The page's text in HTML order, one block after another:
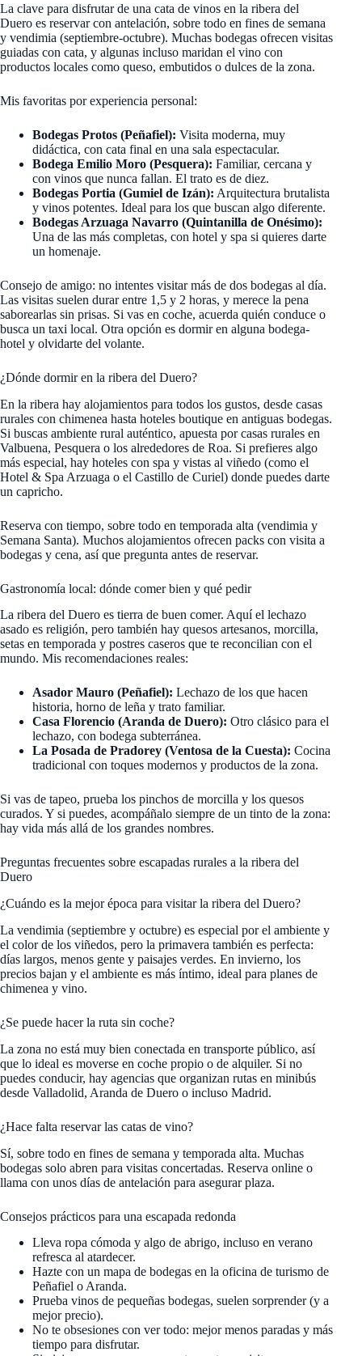
La clave para disfrutar de una cata de vinos en la ribera del
Duero es reservar con antelación, sobre todo en fines de semana
y vendimia (septiembre-octubre). Muchas bodegas ofrecen visitas
guiadas con cata, y algunas incluso maridan el vino con
productos locales como queso, embutidos o dulces de la zona.
Mis favoritas por experiencia personal:
Bodegas Protos (Peñafiel): Visita moderna, muy
didáctica, con cata final en una sala espectacular.
Bodega Emilio Moro (Pesquera): Familiar, cercana y
con vinos que nunca fallan. El trato es de diez.
Bodegas Portia (Gumiel de Izán): Arquitectura brutalista
y vinos potentes. Ideal para los que buscan algo diferente.
Bodegas Arzuaga Navarro (Quintanilla de Onésimo):
Una de las más completas, con hotel y spa si quieres darte
un homenaje.
Consejo de amigo: no intentes visitar más de dos bodegas al día.
Las visitas suelen durar entre 1,5 y 2 horas, y merece la pena
saborearlas sin prisas. Si vas en coche, acuerda quién conduce o
busca un taxi local. Otra opción es dormir en alguna bodega-
hotel y olvidarte del volante.
¿Dónde dormir en la ribera del Duero?
En la ribera hay alojamientos para todos los gustos, desde casas
rurales con chimenea hasta hoteles boutique en antiguas bodegas.
Si buscas ambiente rural auténtico, apuesta por casas rurales en
Valbuena, Pesquera o los alrededores de Roa. Si prefieres algo
más especial, hay hoteles con spa y vistas al viñedo (como el
Hotel & Spa Arzuaga o el Castillo de Curiel) donde puedes darte
un capricho.
Reserva con tiempo, sobre todo en temporada alta (vendimia y
Semana Santa). Muchos alojamientos ofrecen packs con visita a
bodegas y cena, así que pregunta antes de reservar.
Gastronomía local: dónde comer bien y qué pedir
La ribera del Duero es tierra de buen comer. Aquí el lechazo
asado es religión, pero también hay quesos artesanos, morcilla,
setas en temporada y postres caseros que te reconcilian con el
mundo. Mis recomendaciones reales:
Asador Mauro (Peñafiel): Lechazo de los que hacen
historia, horno de leña y trato familiar.
Casa Florencio (Aranda de Duero): Otro clásico para el
lechazo, con bodega subterránea.
La Posada de Pradorey (Ventosa de la Cuesta): Cocina
tradicional con toques modernos y productos de la zona.
Si vas de tapeo, prueba los pinchos de morcilla y los quesos
curados. Y si puedes, acompáñalo siempre de un tinto de la zona:
hay vida más allá de los grandes nombres.
Preguntas frecuentes sobre escapadas rurales a la ribera del
Duero
¿Cuándo es la mejor época para visitar la ribera del Duero?
La vendimia (septiembre y octubre) es especial por el ambiente y
el color de los viñedos, pero la primavera también es perfecta:
días largos, menos gente y paisajes verdes. En invierno, los
precios bajan y el ambiente es más íntimo, ideal para planes de
chimenea y vino.
¿Se puede hacer la ruta sin coche?
La zona no está muy bien conectada en transporte público, así
que lo ideal es moverse en coche propio o de alquiler. Si no
puedes conducir, hay agencias que organizan rutas en minibús
desde Valladolid, Aranda de Duero o incluso Madrid.
¿Hace falta reservar las catas de vino?
Sí, sobre todo en fines de semana y temporada alta. Muchas
bodegas solo abren para visitas concertadas. Reserva online o
llama con unos días de antelación para asegurar plaza.
Consejos prácticos para una escapada redonda
Lleva ropa cómoda y algo de abrigo, incluso en verano
refresca al atardecer.
Hazte con un mapa de bodegas en la oficina de turismo de
Peñafiel o Aranda.
Prueba vinos de pequeñas bodegas, suelen sorprender (y a
mejor precio).
No te obsesiones con ver todo: mejor menos paradas y más
tiempo para disfrutar.